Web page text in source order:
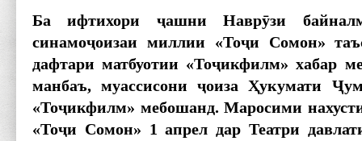
Ба ифтихори ҷашни Наврӯзи
синамоҷоизаи миллии «Тоҷи Сомон»
дафтари матбуотии «Тоҷикфилм» хабар
манбаъ, муассисони ҷоиза Ҳукумати
«Тоҷикфилм» мебошанд. Маросими
«Тоҷи Сомон» 1 апрел дар Театри